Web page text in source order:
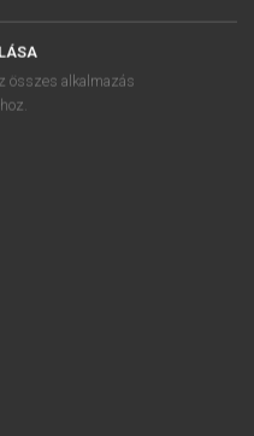
összes alkalmazás